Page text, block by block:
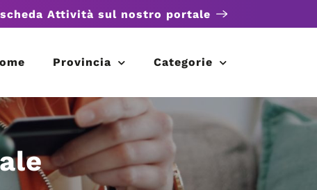
Attività sul nostro portale
Provincia Categorie